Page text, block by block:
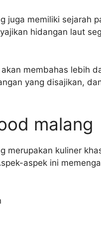
juga memiliki sejarah
hidangan laut
membahas lebih
yang disajikan,
malang
merupakan kuliner
aspek ini